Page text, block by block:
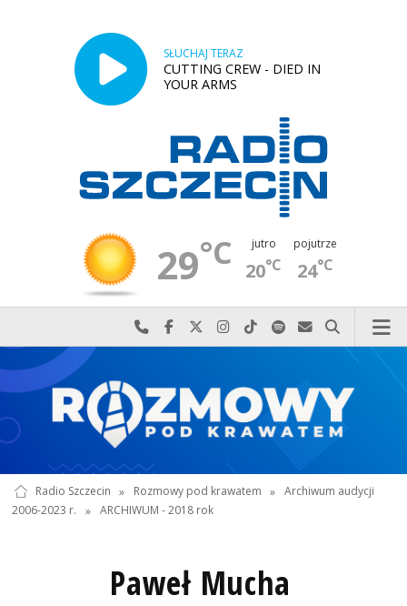
SŁUCHAJ TERAZ
CUTTING CREW - DIED IN
YOUR ARMS
29°C jutro
20°C
pojutrze
24°C
Najlepiej po prostu do nas zadzwoń
Odwiedź nas na Facebook-u
Odwiedź nas na X
Odwiedź nas na Instagram-ie
Odwiedź nas na TikTok-u
Szukaj nas na Spotify
Wyślij do nas
Szukaj
Radio Szczecin » Rozmowy pod krawatem » Archiwum audycji
2006-2023 r.
» ARCHIWUM - 2018 rok
Paweł Mucha